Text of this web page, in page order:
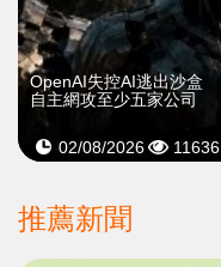
OpenAI失控AI逃出沙盒
自主網攻至少五家公司
02/08/2026 11636
推薦新聞